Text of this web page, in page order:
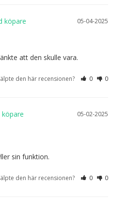
05-04-2025
att den skulle vara.
den här recensionen? 0 0
05-02-2025
sin funktion.
den här recensionen? 0 0